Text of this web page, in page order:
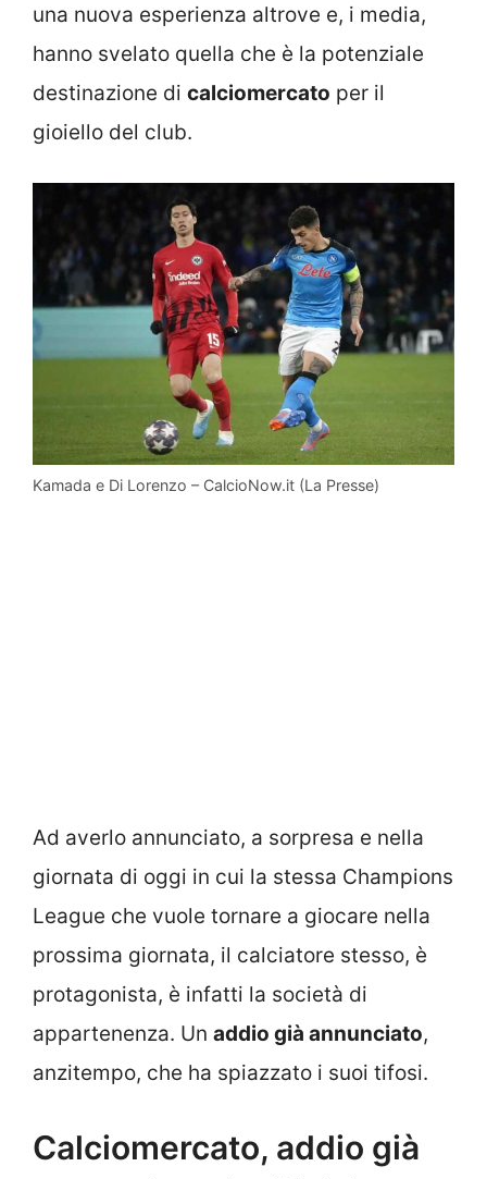
una nuova esperienza altrove e, i media,
hanno svelato quella che è la potenziale
destinazione di calciomercato per il
gioiello del club.
Kamada e Di Lorenzo – CalcioNow.it (La Presse)
Ad averlo annunciato, a sorpresa e nella
giornata di oggi in cui la stessa Champions
League che vuole tornare a giocare nella
prossima giornata, il calciatore stesso, è
protagonista, è infatti la società di
appartenenza. Un addio già annunciato,
anzitempo, che ha spiazzato i suoi tifosi.
Calciomercato, addio già